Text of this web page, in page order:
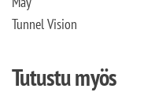
Tunnel Vision
Tutustu myös